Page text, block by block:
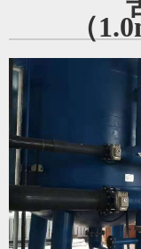
（